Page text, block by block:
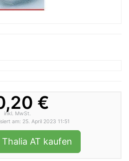
€
inkl. MwSt.
am: 25. April 2023 11:51
AT kaufen